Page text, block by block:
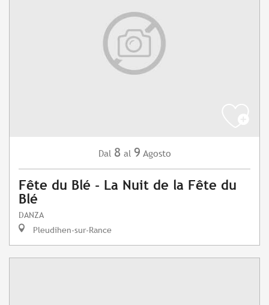
Dal 8 al 9 Agosto
Fête du Blé - La Nuit de la Fête du
Blé
DANZA
Pleudihen-sur-Rance